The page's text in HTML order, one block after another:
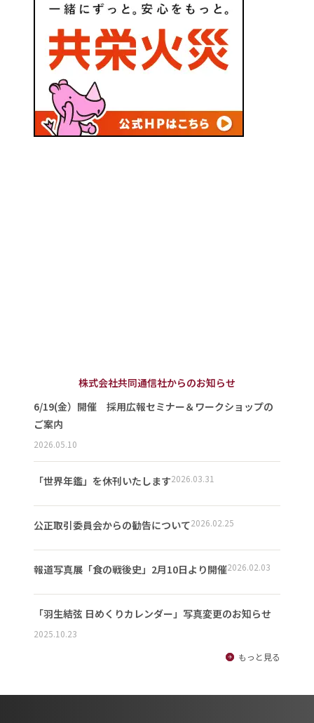
株式会社共同通信社からのお知らせ
6/19(金）開催 採用広報セミナー＆ワークショップの
ご案内
2026.05.10
「世界年鑑」を休刊いたします2026.03.31
公正取引委員会からの勧告について2026.02.25
報道写真展「食の戦後史」2月10日より開催2026.02.03
「羽生結弦 日めくりカレンダー」写真変更のお知らせ
2025.10.23
もっと見る